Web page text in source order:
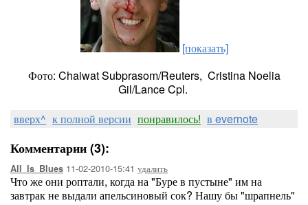
[показать]
Фото: Chaiwat Subprasom/Reuters, Cristina Noelia
Gil/Lance Cpl.
вверх^ к полной версии понравилось! в evernote
Комментарии (3):
All_Is_Blues 11-02-2010-15:41 удалить
Что же они роптали, когда на "Буре в пустыне" им на
завтрак не выдали апельсиновый сок? Нашу бы "шрапнель"